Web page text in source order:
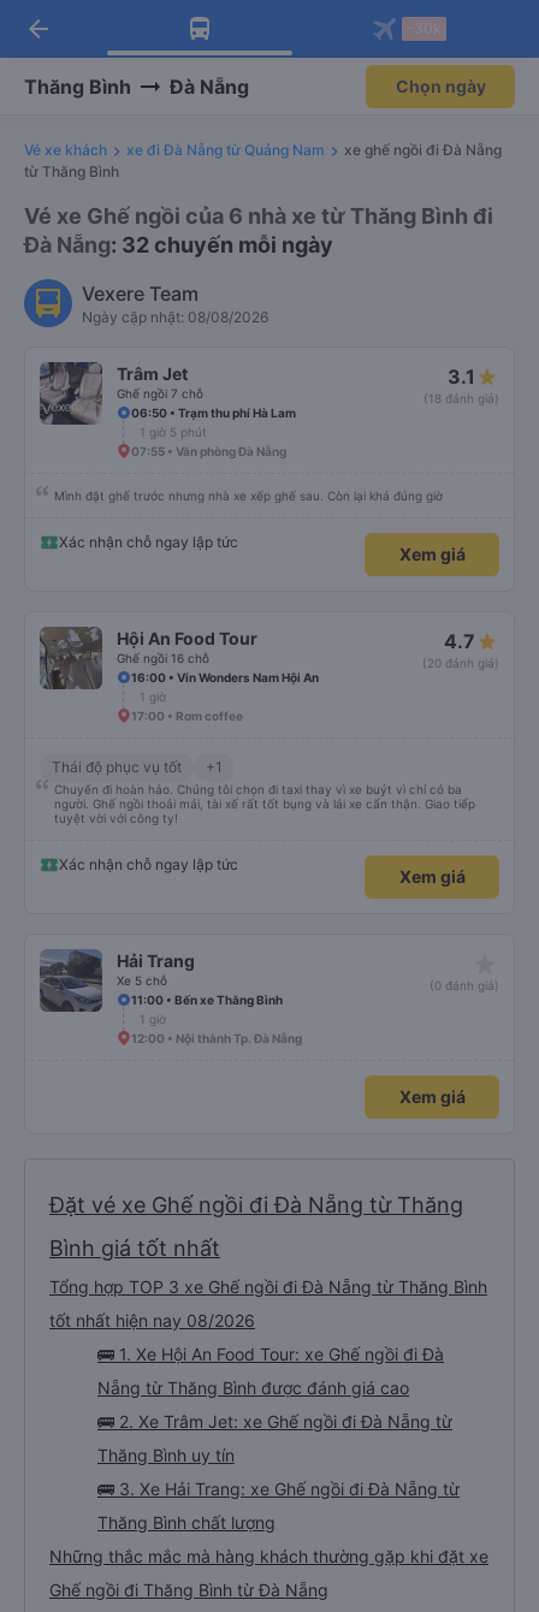
Tải app Vexere ngay!
Nhận ưu đãi thành viên độc
Mở app
Tải app Vexere
-30k/ghế khi đặt vé máy bay qua
Mở app
arrow_back
Thăng Bình Đà Nẵng Chọn ngày
Vé xe khách xe đi Đà Nẵng từ Quảng Nam
xe ghế ngồi đi Đà Nẵng
từ Thăng Bình
Vé xe Ghế ngồi của 6 nhà xe từ Thăng Bình đi
Đà Nẵng: 32 chuyến mỗi ngày
Vexere Team
Ngày cập nhật: 08/08/2026
Trâm Jet
Ghế ngồi 7 chỗ
3.1
(18 đánh giá)
06:50 • Trạm thu phí Hà Lam
1 giờ 5 phút
07:55 • Văn phòng Đà Nẵng
Mình đặt ghế trước nhưng nhà xe xếp ghế sau. Còn lại khá đúng giờ
Xác nhận chỗ ngay lập tức
Xem giá
Hội An Food Tour
Ghế ngồi 16 chỗ
4.7
(20 đánh giá)
16:00 • Vin Wonders Nam Hội An
1 giờ
17:00 • Rơm coffee
Thái độ phục vụ tốt +1
Chuyến đi hoàn hảo. Chúng tôi chọn đi taxi thay vì xe buýt vì chỉ có ba
người. Ghế ngồi thoải mái, tài xế rất tốt bụng và lái xe cẩn thận. Giao tiếp
tuyệt vời với công ty!
Xác nhận chỗ ngay lập tức
Xem giá
Hải Trang
Xe 5 chỗ
(0 đánh giá)
11:00 • Bến xe Thăng Bình
1 giờ
12:00 • Nội thành Tp. Đà Nẵng
Xem giá
Đặt vé xe Ghế ngồi đi Đà Nẵng từ Thăng
Bình giá tốt nhất
Tổng hợp TOP 3 xe Ghế ngồi đi Đà Nẵng từ Thăng Bình
tốt nhất hiện nay 08/2026
🚌 1. Xe Hội An Food Tour: xe Ghế ngồi đi Đà
Nẵng từ Thăng Bình được đánh giá cao
🚌 2. Xe Trâm Jet: xe Ghế ngồi đi Đà Nẵng từ
Thăng Bình uy tín
🚌 3. Xe Hải Trang: xe Ghế ngồi đi Đà Nẵng từ
Thăng Bình chất lượng
Những thắc mắc mà hàng khách thường gặp khi đặt xe
Ghế ngồi đi Thăng Bình từ Đà Nẵng